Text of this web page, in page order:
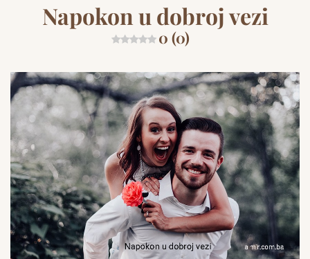
Napokon u dobroj vezi
0 (0)